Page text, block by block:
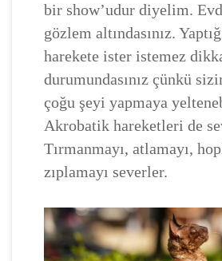
bir show’udur diyelim.
gözlem altındasınız.
harekete ister istemez
durumundasınız çünkü
çoğu şeyi yapmaya
Akrobatik hareketleri de
Tırmanmayı, atlamayı,
zıplamayı severler.